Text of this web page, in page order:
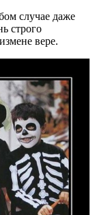
случае даже
строго
вере.